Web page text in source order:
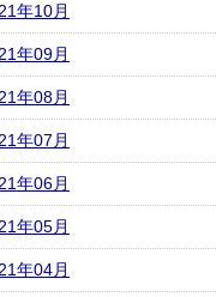
年10月
年09月
年08月
年07月
年06月
年05月
年04月